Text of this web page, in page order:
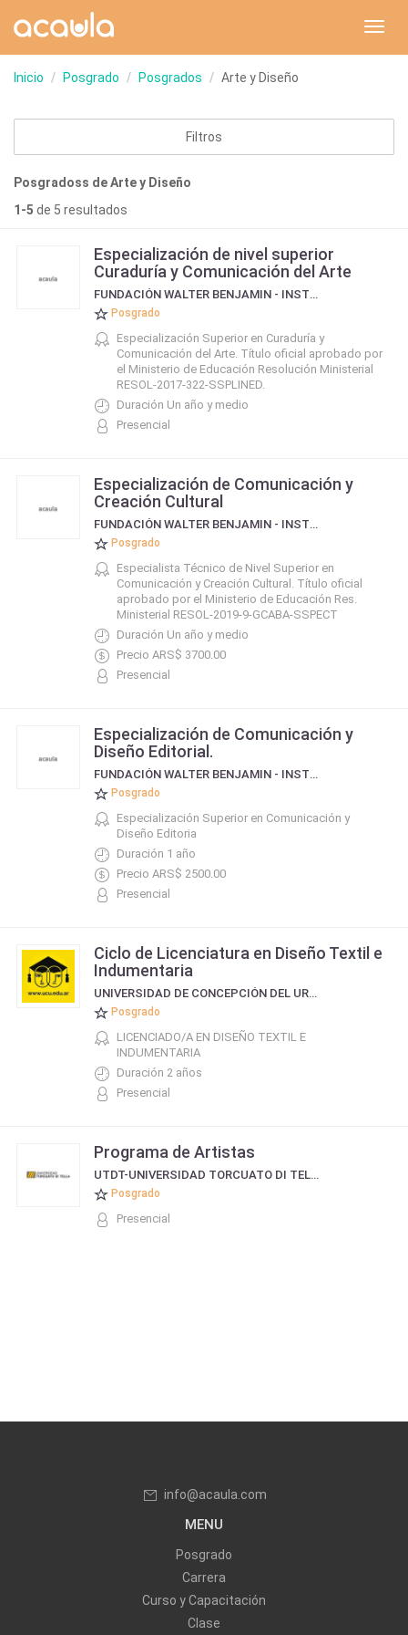
Inicio Posgrado Posgrados Arte y Diseño
Filtros
Posgradoss de Arte y Diseño
1-5 de 5 resultados
Especialización de nivel superior
Curaduría y Comunicación del Arte
FUNDACIÓN WALTER BENJAMIN - INSTITUTO DE COMUNICACIÓN Y CULTURA CONTEMPORÁNEA
Posgrado
Especialización Superior en Curaduría y
Comunicación del Arte. Título oficial aprobado por
el Ministerio de Educación Resolución Ministerial
RESOL-2017-322-SSPLINED.
Duración Un año y medio
Presencial
Especialización de Comunicación y
Creación Cultural
FUNDACIÓN WALTER BENJAMIN - INSTITUTO DE COMUNICACIÓN Y CULTURA CONTEMPORÁNEA
Posgrado
Especialista Técnico de Nivel Superior en
Comunicación y Creación Cultural. Título oficial
aprobado por el Ministerio de Educación Res.
Ministerial RESOL-2019-9-GCABA-SSPECT
Duración Un año y medio
Precio ARS$ 3700.00
Presencial
Especialización de Comunicación y
Diseño Editorial.
FUNDACIÓN WALTER BENJAMIN - INSTITUTO DE COMUNICACIÓN Y CULTURA CONTEMPORÁNEA
Posgrado
Especialización Superior en Comunicación y
Diseño Editoria
Duración 1 año
Precio ARS$ 2500.00
Presencial
Ciclo de Licenciatura en Diseño Textil e
Indumentaria
UNIVERSIDAD DE CONCEPCIÓN DEL URUGUAY
Posgrado
LICENCIADO/A EN DISEÑO TEXTIL E
INDUMENTARIA
Duración 2 años
Presencial
Programa de Artistas
UTDT-UNIVERSIDAD TORCUATO DI TELLA
Posgrado
Presencial
info@acaula.com
MENU
Posgrado
Carrera
Curso y Capacitación
Clase